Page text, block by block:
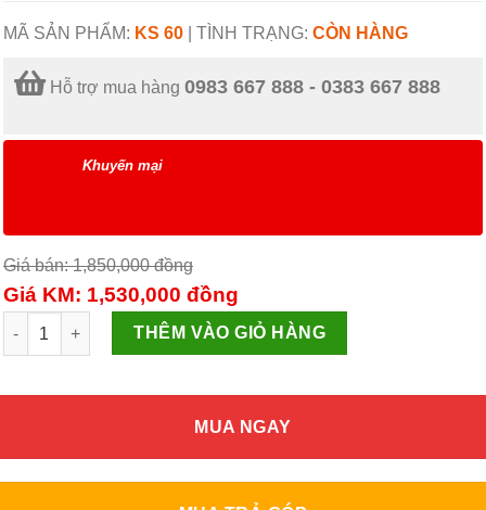
MÃ SẢN PHẨM: KS 60 TÌNH TRẠNG: CÒN HÀNG
Hỗ trợ mua hàng 0983 667 888 - 0383 667 888
Khuyến mại
Giá bán: 1,850,000đồng
Giá KM: 1,530,000 đồng
Loa vi tính KS-60 số lượng
THÊM VÀO GIỎ HÀNG
MUA NGAY